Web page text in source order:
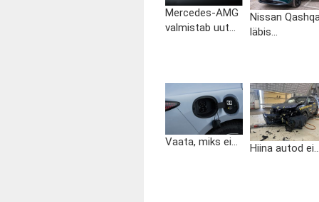
Mercedes-AMG
valmistab uut...
Nissan
läbis...
Vaata, miks ei...
Hiina autod